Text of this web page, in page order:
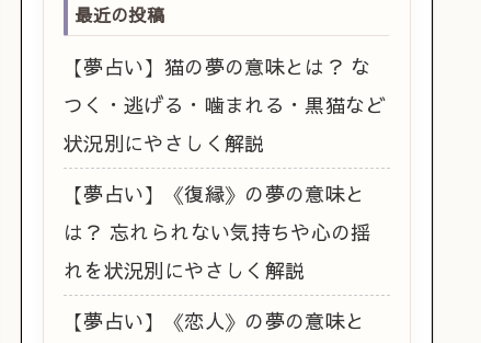
最近の投稿
【夢占い】猫の夢の意味とは？ な
つく・逃げる・噛まれる・黒猫など
状況別にやさしく解説
【夢占い】《復縁》の夢の意味と
は？ 忘れられない気持ちや心の揺
れを状況別にやさしく解説
【夢占い】《恋人》の夢の意味と